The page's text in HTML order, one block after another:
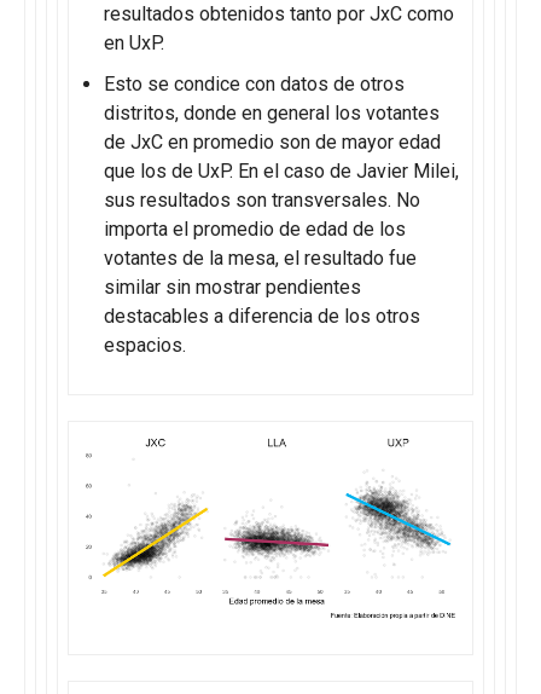
resultados obtenidos tanto por JxC como
en UxP.
Esto se condice con datos de otros
distritos, donde en general los votantes
de JxC en promedio son de mayor edad
que los de UxP. En el caso de Javier Milei,
sus resultados son transversales. No
importa el promedio de edad de los
votantes de la mesa, el resultado fue
similar sin mostrar pendientes
destacables a diferencia de los otros
espacios.